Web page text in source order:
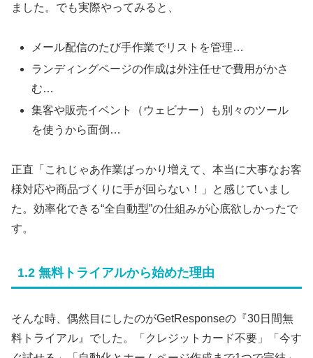
ました。でも実際やってみると、
メール配信のたび手作業でリストを管理…
ランディングページの作成は外注任せで費用がかさ
む…
集客や販売イベント（ウェビナー）も別々のツール
を使うから面倒…
正直「これじゃあ作業ばっかり増えて、本当に大事なお客
様対応や商品づくりに手が回らない！」と感じていまし
た。効率化できる“全自動型”の仕組みが心底欲しかったで
す。
1.2 無料トライアルから始めた理由
そんな時、偶然目にしたのがGetResponseの『30日間無
料トライアル』でした。「クレジットカード不要」「今す